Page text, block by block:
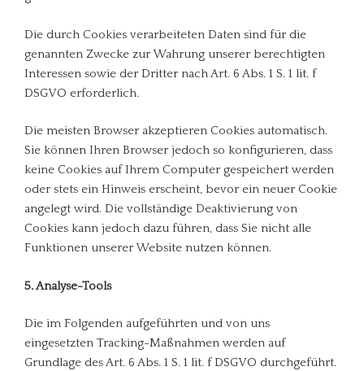
Die durch Cookies verarbeiteten Daten sind für die
genannten Zwecke zur Wahrung unserer berechtigten
Interessen sowie der Dritter nach Art. 6 Abs. 1 S. 1 lit. f
DSGVO erforderlich.
Die meisten Browser akzeptieren Cookies automatisch.
Sie können Ihren Browser jedoch so konfigurieren, dass
keine Cookies auf Ihrem Computer gespeichert werden
oder stets ein Hinweis erscheint, bevor ein neuer Cookie
angelegt wird. Die vollständige Deaktivierung von
Cookies kann jedoch dazu führen, dass Sie nicht alle
Funktionen unserer Website nutzen können.
5. Analyse-Tools
Die im Folgenden aufgeführten und von uns
eingesetzten Tracking-Maßnahmen werden auf
Grundlage des Art. 6 Abs. 1 S. 1 lit. f DSGVO durchgeführt.